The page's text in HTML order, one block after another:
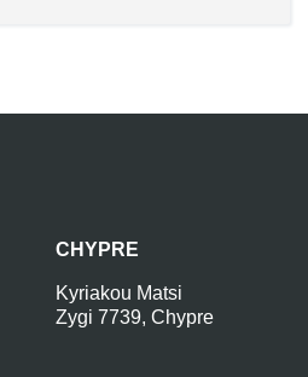
CHYPRE
Kyriakou Matsi
Zygi 7739, Chypre